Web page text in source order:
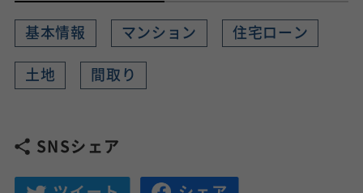
基本情報 マンション
住宅ローン
土地
間取り
SNSシェア